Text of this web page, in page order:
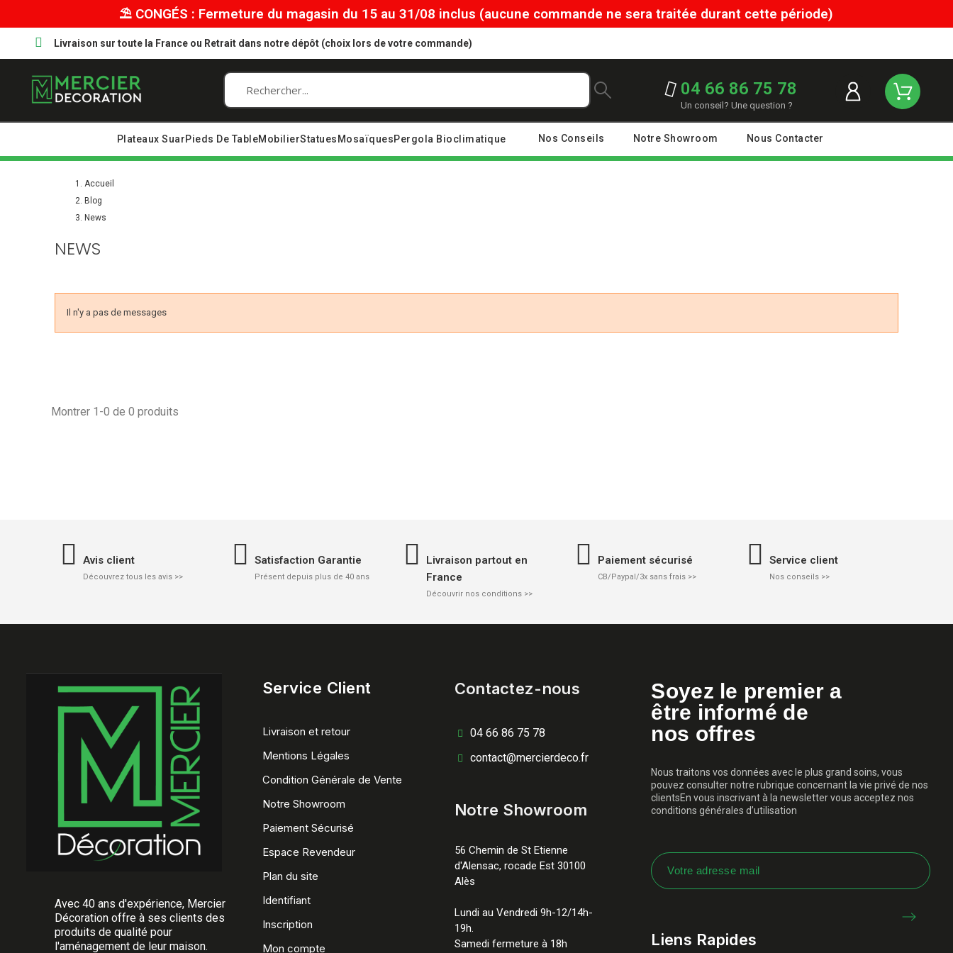
⛱︎ CONGÉS : Fermeture du magasin du 15 au 31/08 inclus (aucune commande ne sera traitée durant cette période)
Livraison sur toute la France ou Retrait dans notre dépôt (choix lors de votre commande)
04 66 86 75 78
Un conseil? Une question ?
Plateaux SuarPieds De TableMobilierStatues MosaïquesPergola Bioclimatique Nos Conseils Notre Showroom Nous Contacter
Accueil
Blog
News
NEWS
Il n'y a pas de messages
Montrer 1-0 de 0 produits
Avis client
Découvrez tous les avis >>
Satisfaction Garantie
Présent depuis plus de 40 ans
Livraison partout en
France
Découvrir nos conditions >>
Paiement sécurisé
CB/Paypal/3x sans frais >>
Service client
Nos conseils >>
Avec 40 ans d'expérience, Mercier
Décoration offre à ses clients des
produits de qualité pour
l'aménagement de leur maison.
Service Client
Livraison et retour
Mentions Légales
Condition Générale de Vente
Notre Showroom
Paiement Sécurisé
Espace Revendeur
Plan du site
Identifiant
Inscription
Mon compte
Contactez-nous
04 66 86 75 78
contact@mercierdeco.fr
Notre Showroom
56 Chemin de St Etienne
d'Alensac, rocade Est 30100
Alès
Lundi au Vendredi 9h-12/14h-
19h.
Samedi fermeture à 18h
Soyez le premier a
être informé de
nos offres
Nous traitons vos données avec le plus grand soins, vous
pouvez consulter notre rubrique concernant la vie privé de nos
clientsEn vous inscrivant à la newsletter vous acceptez nos
conditions générales d’utilisation
Liens Rapides